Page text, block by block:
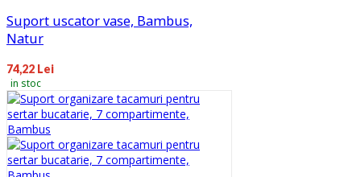
Suport uscator vase, Bambus,
Natur
74,22 Lei
in stoc